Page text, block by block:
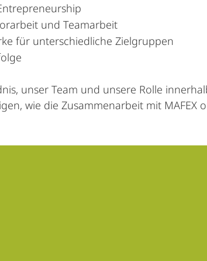
und Teamarbeit
für unterschiedliche Zielgruppen
unser Team und unsere Rolle
wie die Zusammenarbeit mit MAFEX